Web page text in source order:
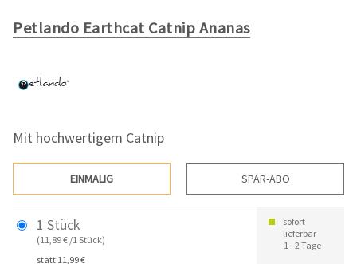
Petlando Earthcat Catnip Ananas
Mit hochwertigem Catnip
EINMALIG SPAR-ABO
1 Stück
(11,89 € /1 Stück)
statt 11,99 €
sofort
lieferbar
1 - 2 Tage